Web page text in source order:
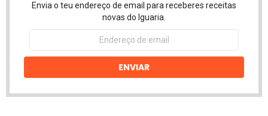
Envia o teu endereço de email para receberes receitas
novas do Iguaria.
Endereço
email
ENVIAR